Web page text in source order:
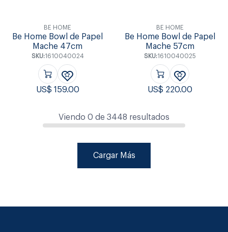
BE HOME
Be Home Bowl de Papel
Mache 47cm
SKU:1610040024
US$ 159.00
BE HOME
Be Home Bowl de Papel
Mache 57cm
SKU:1610040025
US$ 220.00
Viendo 0 de 3448 resultados
Cargar Más